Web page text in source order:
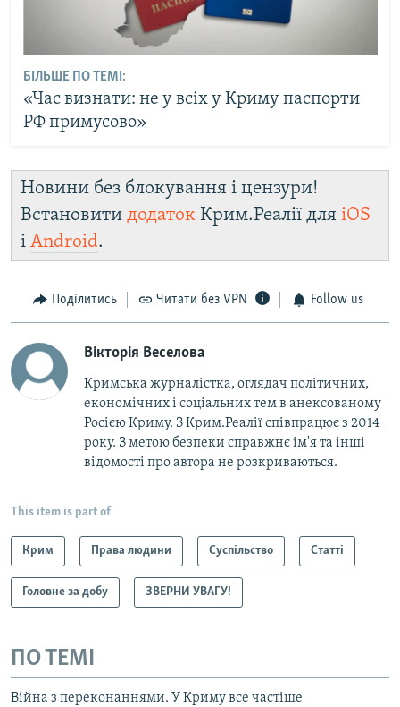
БІЛЬШЕ ПО ТЕМІ:
«Час визнати: не у всіх у Криму паспорти
РФ примусово»
Новини без блокування і цензури!
Встановити додаток Крим.Реалії для iOS
і Android.
Поділитись Читати без VPN Follow us
Вікторія Веселова
Кримська журналістка, оглядач політичних,
економічних і соціальних тем в анексованому
Росією Криму. З Крим.Реалії співпрацює з 2014
року. З метою безпеки справжнє ім'я та інші
відомості про автора не розкриваються.
This item is part of
Крим Права людини Суспільство Статті
Головне за добу ЗВЕРНИ УВАГУ!
ПО ТЕМІ
Війна з переконаннями. У Криму все частіше